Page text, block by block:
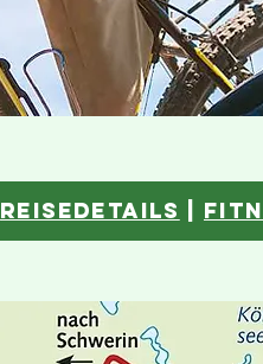
reisedetails